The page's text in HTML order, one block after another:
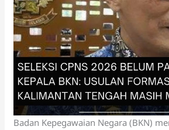
Badan Kepegawaian Negara (BKN)